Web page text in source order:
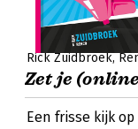
Rick Zuidbroek
Zet je
Een frisse kijk